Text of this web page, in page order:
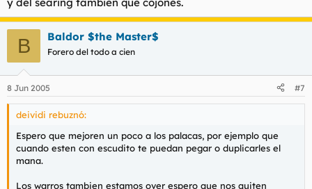
B Baldor $the Master$
Forero del todo a cien
8 Jun 2005 #7
deividi rebuznó:
Espero que mejoren un poco a los palacas, por ejemplo que
cuando esten con escudito te puedan pegar o duplicarles el
mana.
Los warros tambien estamos over espero que nos quiten